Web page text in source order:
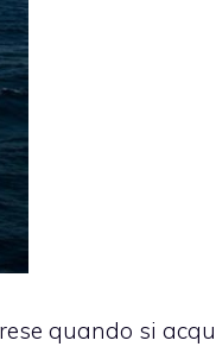
quando si